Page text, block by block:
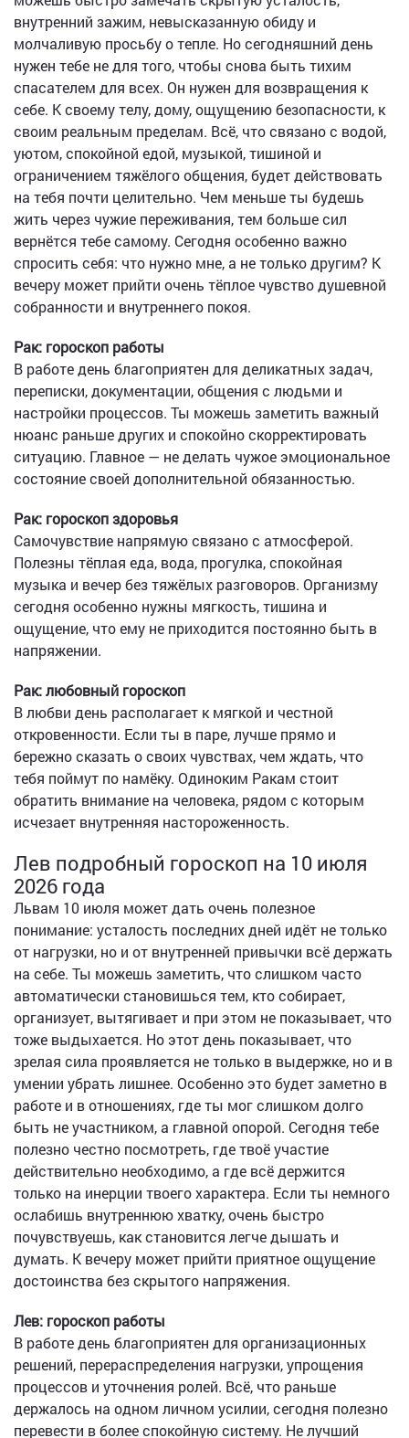
внутренний зажим, невысказанную обиду и
молчаливую просьбу о тепле. Но сегодняшний день
нужен тебе не для того, чтобы снова быть тихим
спасателем для всех. Он нужен для возвращения к
себе. К своему телу, дому, ощущению безопасности, к
своим реальным пределам. Всё, что связано с водой,
уютом, спокойной едой, музыкой, тишиной и
ограничением тяжёлого общения, будет действовать
на тебя почти целительно. Чем меньше ты будешь
жить через чужие переживания, тем больше сил
вернётся тебе самому. Сегодня особенно важно
спросить себя: что нужно мне, а не только другим? К
вечеру может прийти очень тёплое чувство душевной
собранности и внутреннего покоя.
Рак: гороскоп работы
В работе день благоприятен для деликатных задач,
переписки, документации, общения с людьми и
настройки процессов. Ты можешь заметить важный
нюанс раньше других и спокойно скорректировать
ситуацию. Главное — не делать чужое эмоциональное
состояние своей дополнительной обязанностью.
Рак: гороскоп здоровья
Самочувствие напрямую связано с атмосферой.
Полезны тёплая еда, вода, прогулка, спокойная
музыка и вечер без тяжёлых разговоров. Организму
сегодня особенно нужны мягкость, тишина и
ощущение, что ему не приходится постоянно быть в
напряжении.
Рак: любовный гороскоп
В любви день располагает к мягкой и честной
откровенности. Если ты в паре, лучше прямо и
бережно сказать о своих чувствах, чем ждать, что
тебя поймут по намёку. Одиноким Ракам стоит
обратить внимание на человека, рядом с которым
исчезает внутренняя настороженность.
Лев подробный гороскоп на 10 июля
2026 года
Львам 10 июля может дать очень полезное
понимание: усталость последних дней идёт не только
от нагрузки, но и от внутренней привычки всё держать
на себе. Ты можешь заметить, что слишком часто
автоматически становишься тем, кто собирает,
организует, вытягивает и при этом не показывает, что
тоже выдыхается. Но этот день показывает, что
зрелая сила проявляется не только в выдержке, но и в
умении убрать лишнее. Особенно это будет заметно в
работе и в отношениях, где ты мог слишком долго
быть не участником, а главной опорой. Сегодня тебе
полезно честно посмотреть, где твоё участие
действительно необходимо, а где всё держится
только на инерции твоего характера. Если ты немного
ослабишь внутреннюю хватку, очень быстро
почувствуешь, как становится легче дышать и
думать. К вечеру может прийти приятное ощущение
достоинства без скрытого напряжения.
Лев: гороскоп работы
В работе день благоприятен для организационных
решений, перераспределения нагрузки, упрощения
процессов и уточнения ролей. Всё, что раньше
держалось на одном личном усилии, сегодня полезно
перевести в более спокойную систему. Не лучший